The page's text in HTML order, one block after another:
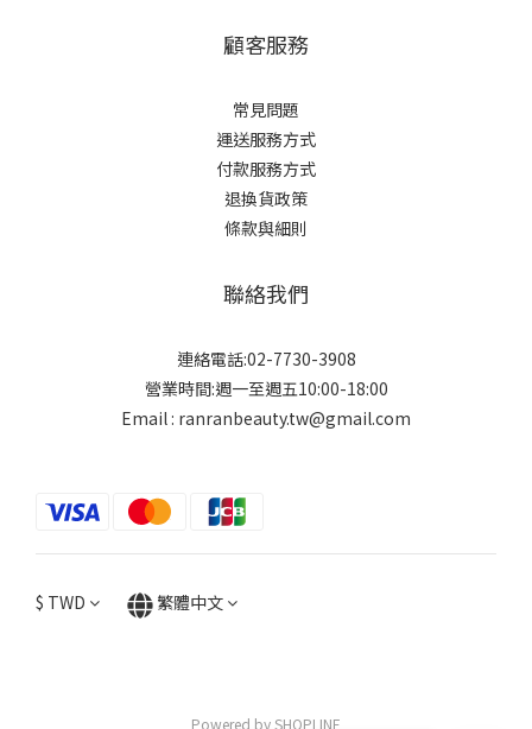
顧客服務
常見問題
運送服務方式
付款服務方式
退換貨政策
條款與細則
聯絡我們
連絡電話:02-7730-3908
營業時間:週一至週五10:00-18:00
Email : ranranbeauty.tw@gmail.com
$ TWD 繁體中文
Powered by SHOPLINE